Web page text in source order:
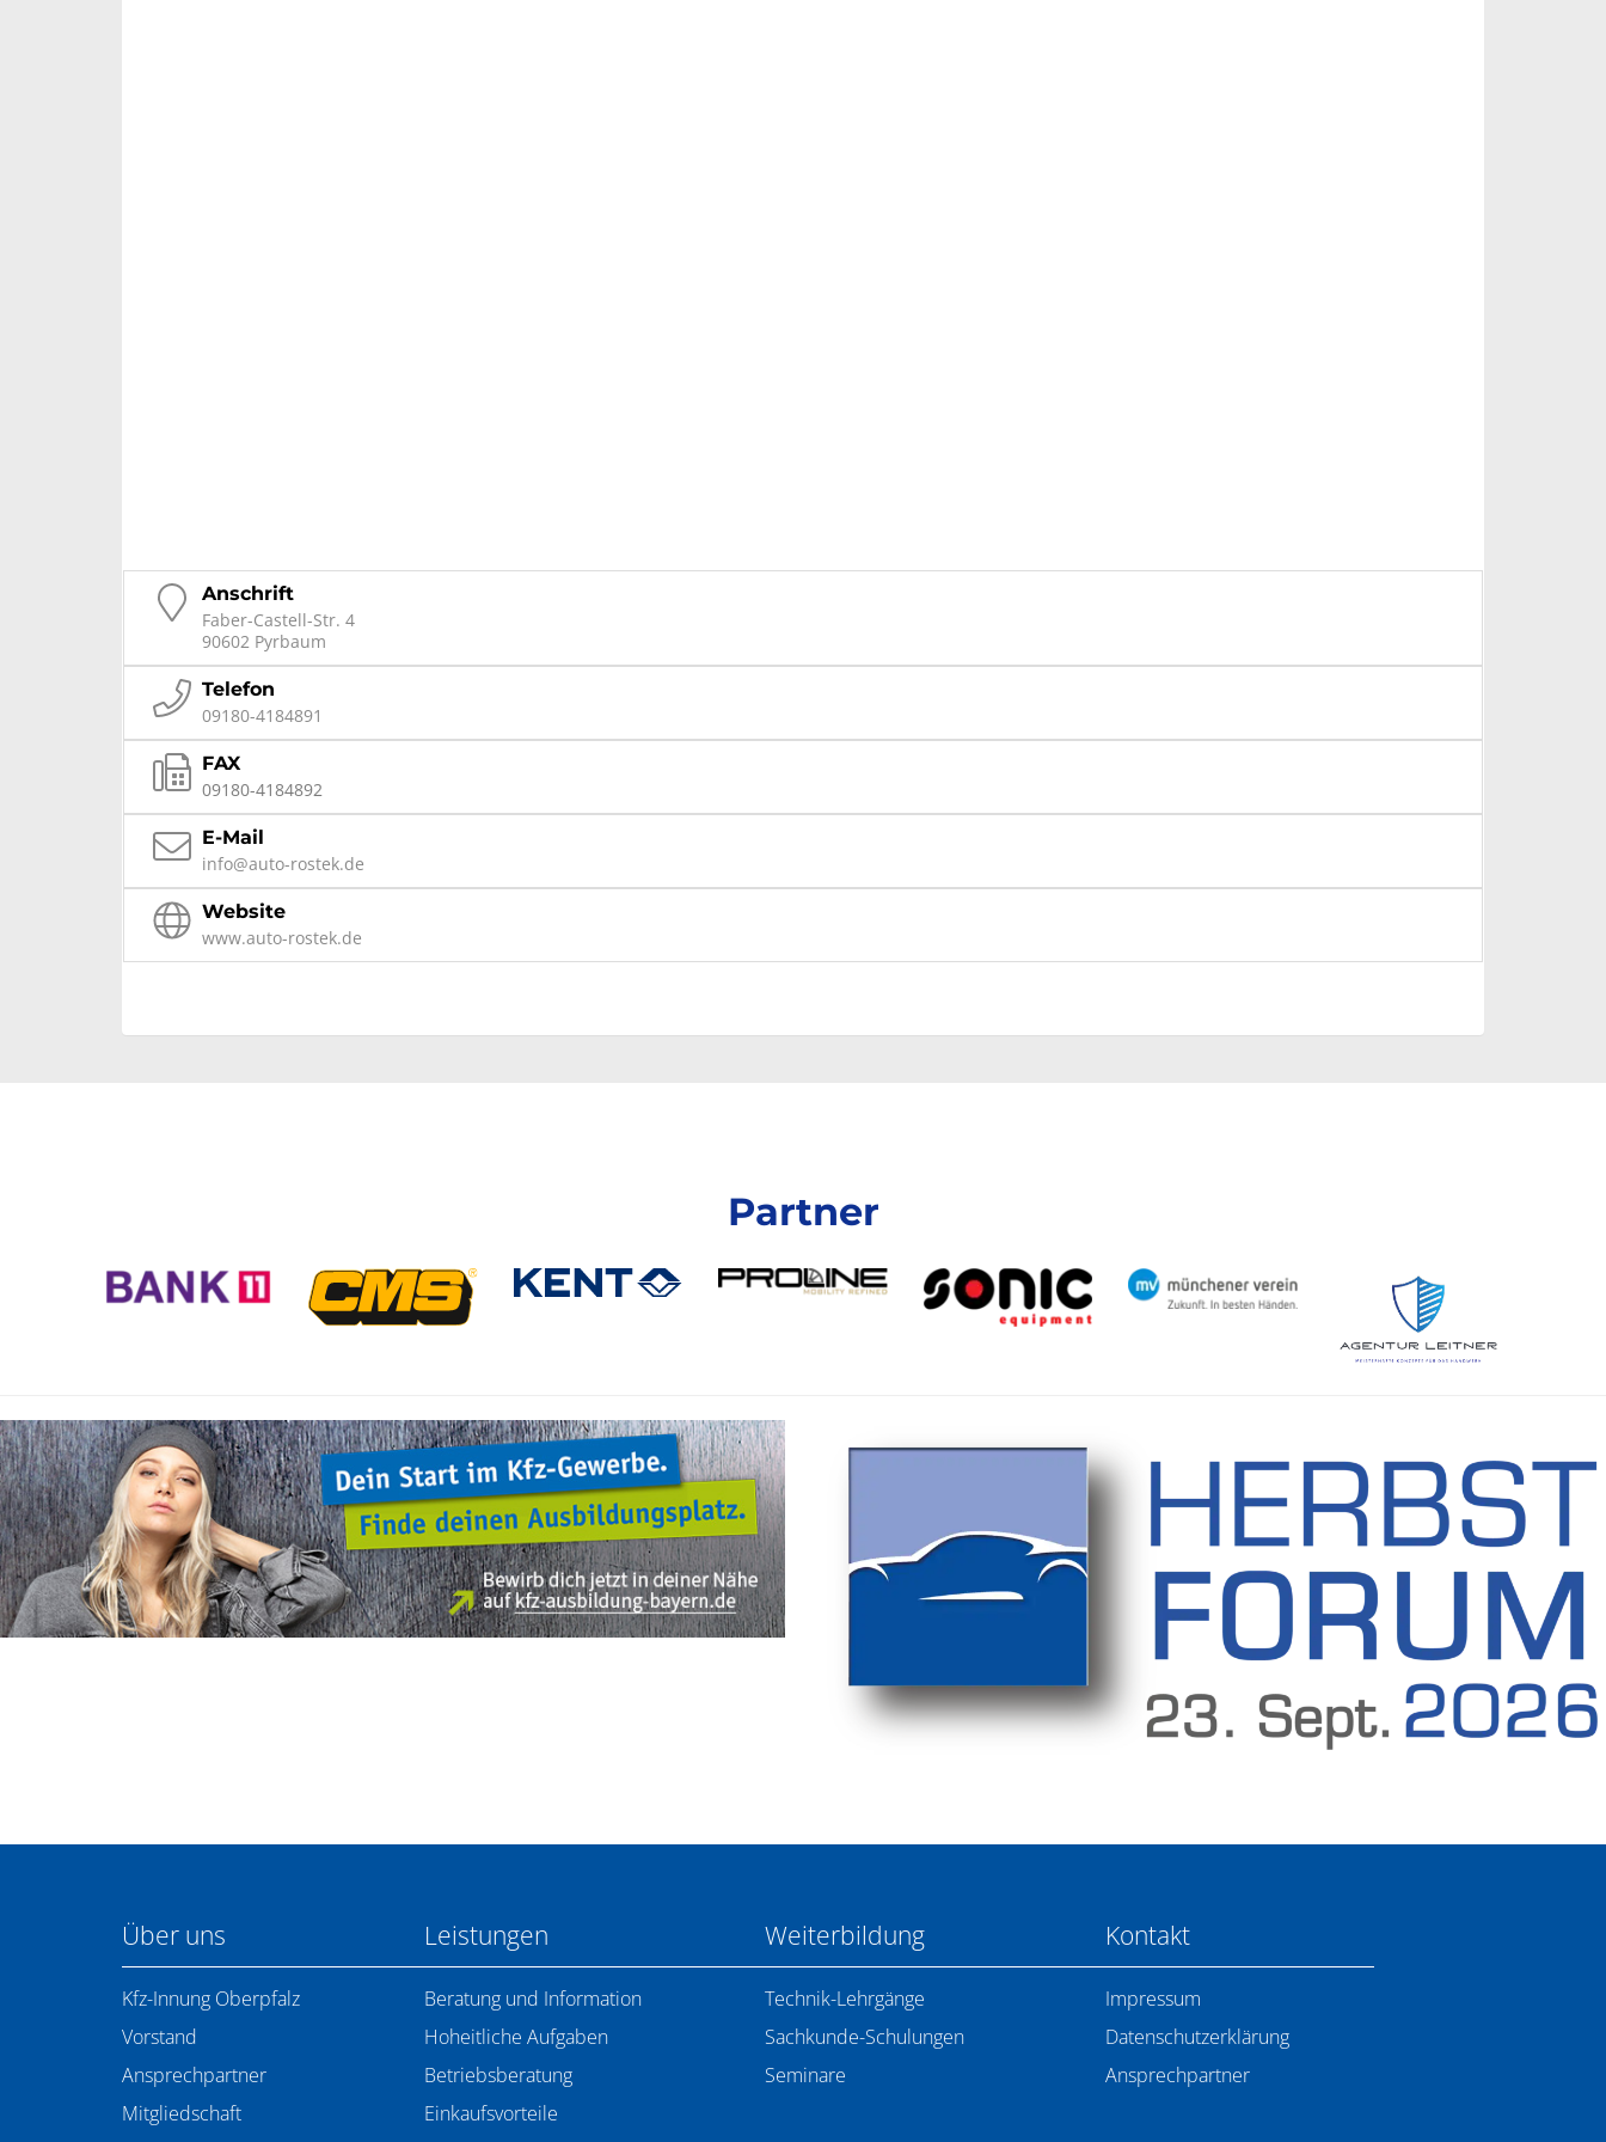
Anschrift
Faber-Castell-Str. 4
90602 Pyrbaum
Telefon
09180-4184891
FAX
09180-4184892
E-Mail
info@auto-rostek.de
Website
www.auto-rostek.de
Partner
Über uns
Kfz-Innung Oberpfalz
Vorstand
Ansprechpartner
Mitgliedschaft
Leistungen
Beratung und Information
Hoheitliche Aufgaben
Betriebsberatung
Einkaufsvorteile
Weiterbildung
Technik-Lehrgänge
Sachkunde-Schulungen
Seminare
Kontakt
Impressum
Datenschutzerklärung
Ansprechpartner